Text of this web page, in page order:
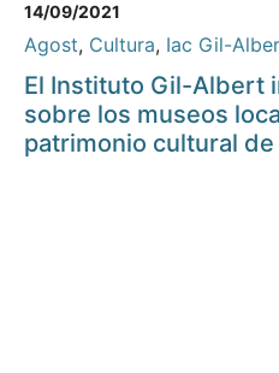
14/09/2021
Agost, Cultura, Iac Gil-
El Instituto Gil-Albert
sobre los museos
patrimonio cultural